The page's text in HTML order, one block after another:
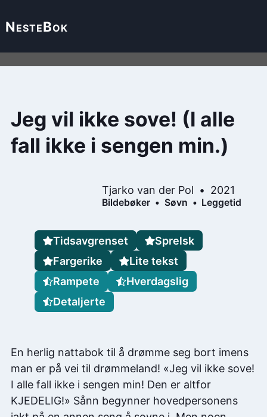
NesteBok
Jeg vil ikke sove! (I alle
fall ikke i sengen min.)
Tjarko van der Pol 2021
Bildebøker Søvn Leggetid
En herlig nattabok til å drømme seg bort imens
man er på vei til drømmeland! «Jeg vil ikke sove!
I alle fall ikke i sengen min! Den er altfor
KJEDELIG!» Sånn begynner hovedpersonens
Tidsavgrenset
Sprelsk
Fargerike
Lite tekst
Rampete
Hverdagslig
Detaljerte